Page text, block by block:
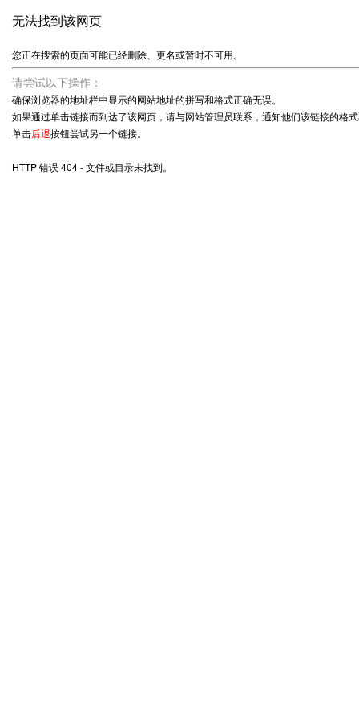
无法找到该网页
您正在搜索的页面可能已经删除、更名或暂时不可用。
请尝试以下操作：
确保浏览器的地址栏中显示的网站地址的拼写和格式正确无误。
如果通过单击链接而到达了该网页，请与网站管理员联系，通知他们该链接的格
单击后退按钮尝试另一个链接。
HTTP 错误 404 - 文件或目录未找到。